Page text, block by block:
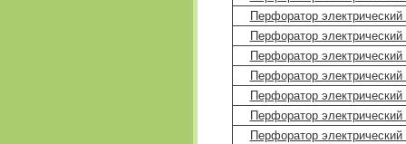
Перфоратор
Перфоратор
Перфоратор
Перфоратор
Перфоратор
Перфоратор
Перфоратор